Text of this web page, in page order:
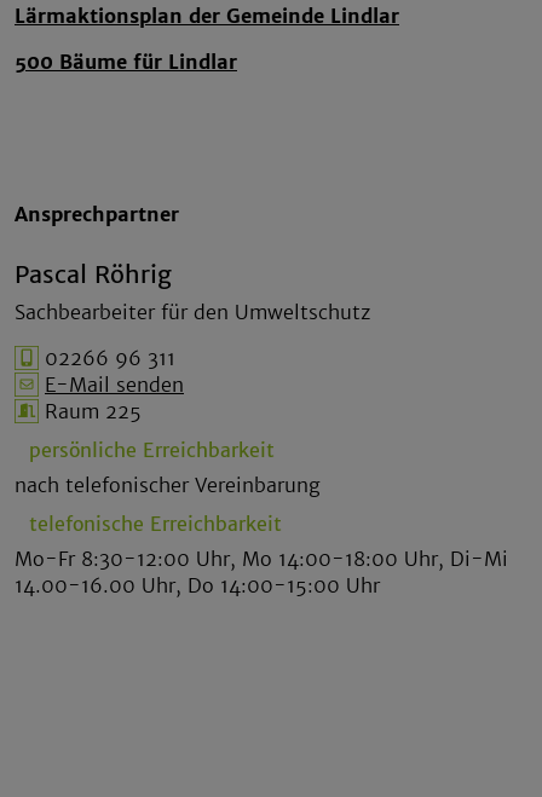
Lärmaktionsplan der Gemeinde Lindlar
500 Bäume für Lindlar
Ansprechpartner
Pascal Röhrig
Sachbearbeiter für den Umweltschutz
02266 96 311
E-Mail senden
Raum 225
persönliche Erreichbarkeit
nach telefonischer Vereinbarung
telefonische Erreichbarkeit
Mo-Fr 8:30-12:00 Uhr, Mo 14:00-18:00 Uhr, Di-Mi
14.00-16.00 Uhr, Do 14:00-15:00 Uhr